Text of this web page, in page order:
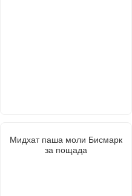
Мидхат паша моли Бисмарк
за пощада